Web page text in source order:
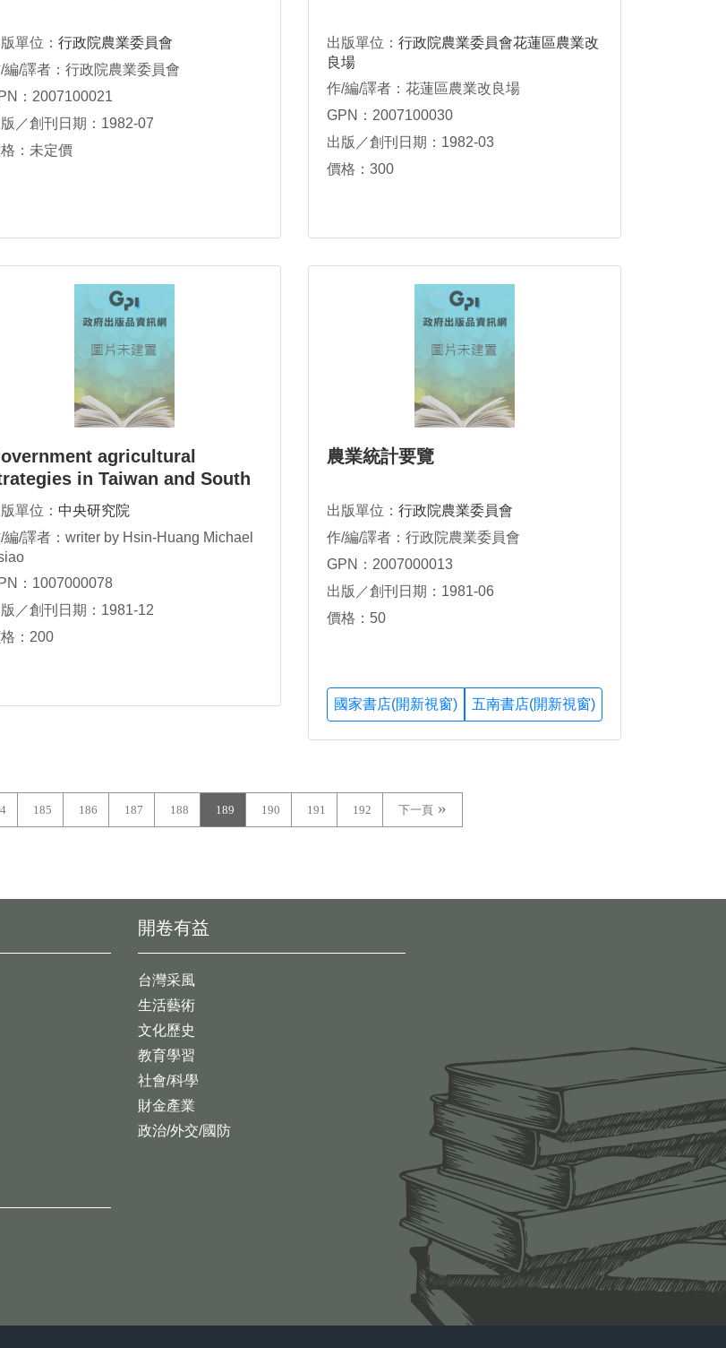
單位： 行政院農業委員會
編/譯者：行政院農業委員會
：2007100021
／創刊日期：1982-07
：未定價
出版單位： 行政院農業委員會花蓮區農業改
良場
作/編/譯者：花蓮區農業改良場
GPN：2007100030
出版／創刊日期：1982-03
價格：300
agricultural
in Taiwan and South
a macrosociological
單位： 中央研究院
編/譯者：writer by Hsin-Huang Michael
：1007000078
／創刊日期：1981-12
：200
農業統計要覽
出版單位： 行政院農業委員會
作/編/譯者：行政院農業委員會
GPN：2007000013
出版／創刊日期：1981-06
價格：50
國家書店(開新視窗) 五南書店(開新視窗)
185 186 187 188 189 190 191 192 下一頁
開卷有益
台灣采風
生活藝術
文化歷史
教育學習
社會/科學
財金產業
政治/外交/國防